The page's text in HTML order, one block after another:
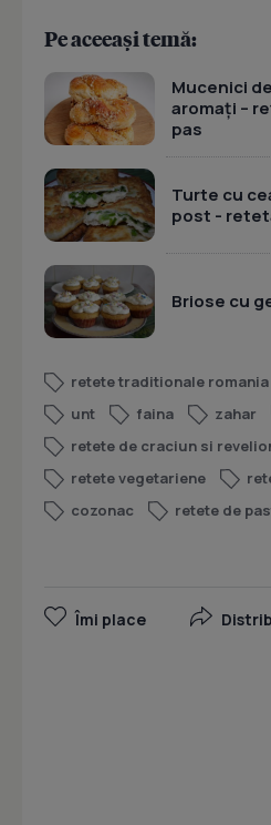
Pe aceeași temă:
Mucenici
aromați –
pas
Turte cu
post -
Briose cu
retete traditionale romania
unt
faina zahar
retete de craciun si
retete vegetariene
cozonac
retete de
Îmi place